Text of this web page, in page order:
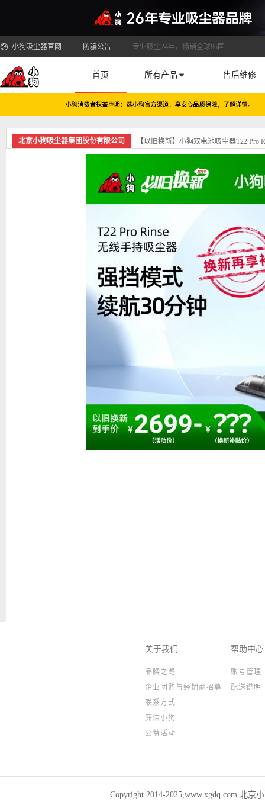
小狗吸尘器官网 防骗公告 专业吸尘24年，畅销全球86国
首页 所有产品 售后维修
北京小狗吸尘器集团股份有限公司 【以旧换新】小狗双电池吸尘器T22 Pro
关于我们
品牌之路
企业团购与经销商招募
联系方式
廉洁小狗
公益活动
帮助中心
账号管理
配送说明
Copyright 2014-2025,www.xgdq.com 北京